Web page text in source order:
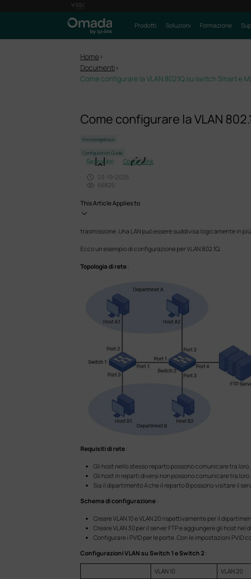
Prodotti Soluzioni Formazione
Home>
Documenti >
Come configurare la VLAN 802.1Q su switch Smart e
Come configurare la VLAN
Knowledgebase
Configuration Guide
Segnalibri
Copia il link
03-19-2026
66825
This Article Applies to
trasmissione. Una LAN può essere suddivisa logicamente in
Ecco un esempio di configurazione per VLAN 802.1Q.
Topologia di rete:
Requisiti di rete:
Gli host nello stesso reparto possono comunicare tra loro.
Gli host in reparti diversi non possono comunicare tra loro.
Sia il dipartimento A che il reparto B possono visitare il
Schema di configurazione:
Creare VLAN 10 e VLAN 20 rispettivamente per il
Creare VLAN 30 per il server FTP e aggiungere gli host nel
Configurare i PVID per le porte. Con le impostazioni PVID
Configurazioni VLAN su Switch 1 e Switch 2:
VLAN 10 VLAN 20